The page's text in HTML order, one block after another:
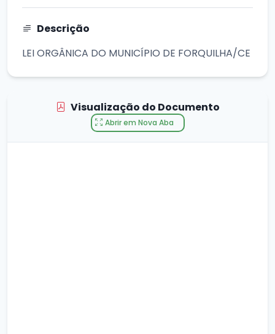
Descrição
LEI ORGÂNICA DO MUNICÍPIO DE FORQUILHA/CE
Visualização do Documento
Abrir em Nova Aba